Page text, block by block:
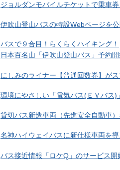
ジョルダンモバイルチケットで乗車
伊吹山登山バスの特設Webページを
バスで９合目！らくらくハイキング！
日本百名山「伊吹山登山バス」予約
にしみのライナー【普通回数券】が
環境にやさしい「電気バス(ＥＶバス)
貸切バス新造車両（先進安全自動車
名神ハイウェイバスに新仕様車両を
バス接近情報「ロケQ」のサービス開